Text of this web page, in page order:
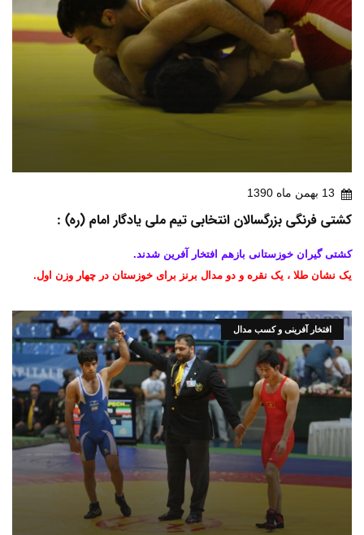
13 بهمن ماه 1390
کشتی فرنگی بزرگسالان انتخابی تیم ملی یادگار امام (ره) :
کشتی گیران خوزستانی بازهم افتخار آفرین شدند.
یک نشان طلا ، یک نقره و دو مدال برنز برای خوزستان در چهار وزن اول.
افتخار آفرینی و کسب مدال